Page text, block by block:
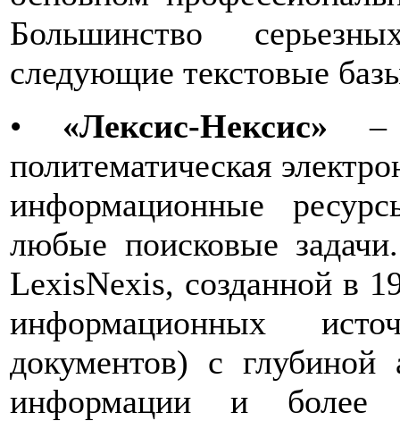
Большинство
следующие текстовые
• «Лексис-Нексис» –
политематическая
информационные
любые поисковые
LexisNexis, созданной в
информационных
документов) с
информации и более